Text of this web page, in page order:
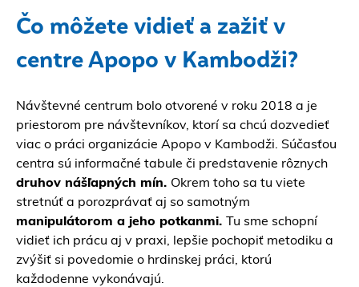
Čo môžete vidieť a zažiť v
centre Apopo v Kambodži?
Návštevné centrum bolo otvorené v roku 2018 a je
priestorom pre návštevníkov, ktorí sa chcú dozvedieť
viac o práci organizácie Apopo v Kambodži. Súčasťou
centra sú informačné tabule či predstavenie rôznych
druhov nášľapných mín. Okrem toho sa tu viete
stretnúť a porozprávať aj so samotným
manipulátorom a jeho potkanmi. Tu sme schopní
vidieť ich prácu aj v praxi, lepšie pochopiť metodiku a
zvýšiť si povedomie o hrdinskej práci, ktorú
každodenne vykonávajú.